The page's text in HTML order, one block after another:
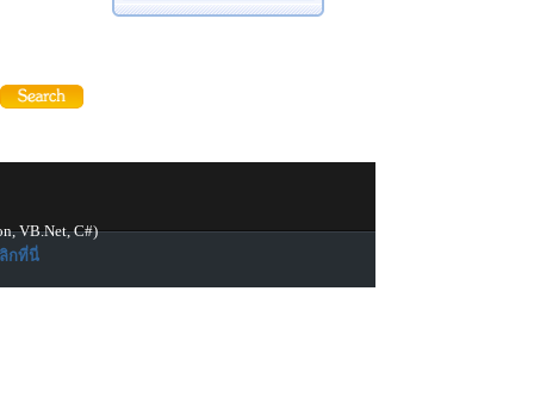
VB.Net, C#)
กที่นี่